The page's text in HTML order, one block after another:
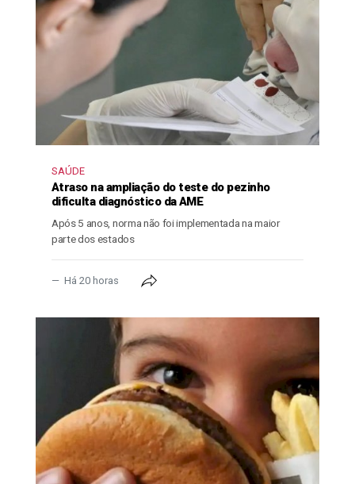
SAÚDE
Atraso na ampliação do teste do pezinho
dificulta diagnóstico da AME
Após 5 anos, norma não foi implementada na maior
parte dos estados
Há 20 horas